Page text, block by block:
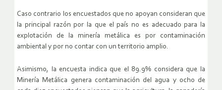
Caso contrario los encuestados que no apoyan consideran que
la principal razón por la que el país no es adecuado para la
explotación de la minería metálica es por contaminación
ambiental y por no contar con un territorio amplio.
Asimismo, la encuesta indica que el 89.9% considera que la
Minería Metálica genera contaminación del agua y ocho de